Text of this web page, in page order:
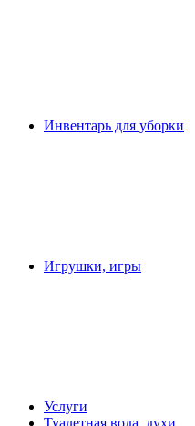
Инвентарь для уборки
Игрушки, игры
Услуги
Туалетная вода, духи